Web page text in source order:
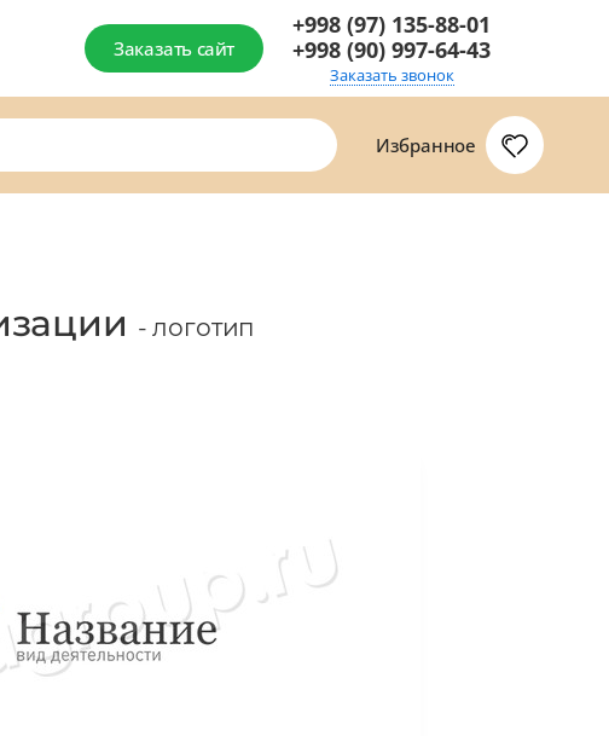
Заказать сайт
+998 (97) 135-88-01
+998 (90) 997-64-43
Заказать звонок
Избранное
- логотип